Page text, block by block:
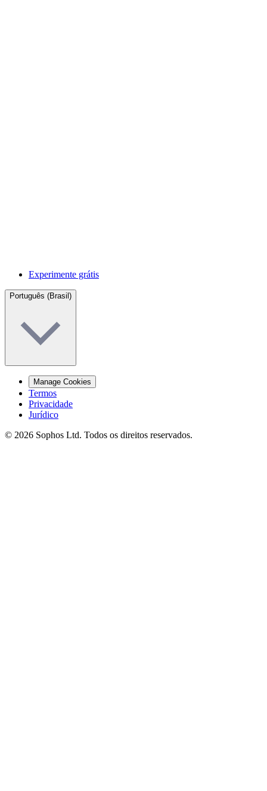
Experimente grátis
Português (Brasil)
Manage Cookies
Termos
Privacidade
Jurídico
© 2026 Sophos Ltd. Todos os direitos reservados.